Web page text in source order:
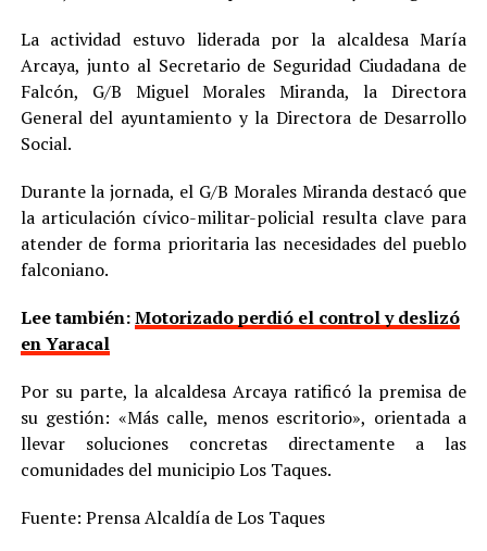
La actividad estuvo liderada por la alcaldesa María
Arcaya, junto al Secretario de Seguridad Ciudadana de
Falcón, G/B Miguel Morales Miranda, la Directora
General del ayuntamiento y la Directora de Desarrollo
Social.
Durante la jornada, el G/B Morales Miranda destacó que
la articulación cívico-militar-policial resulta clave para
atender de forma prioritaria las necesidades del pueblo
falconiano.
Lee también:Motorizado perdió el control y deslizó
en Yaracal
Por su parte, la alcaldesa Arcaya ratificó la premisa de
su gestión: «Más calle, menos escritorio», orientada a
llevar soluciones concretas directamente a las
comunidades del municipio Los Taques.
Fuente: Prensa Alcaldía de Los Taques